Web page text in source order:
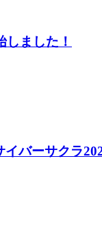
しました！
バーサクラ